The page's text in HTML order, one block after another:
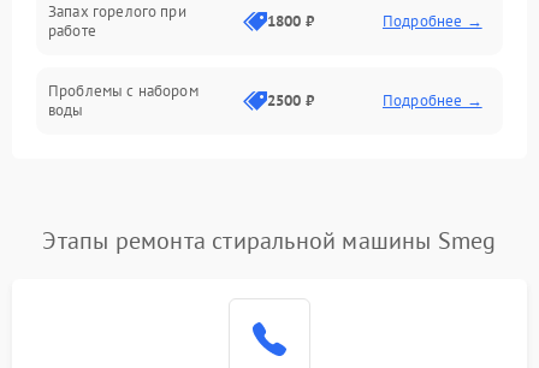
Запах горелого при
работе
1800 ₽ Подробнее →
Проблемы с набором
воды
2500 ₽ Подробнее →
Замена платы управления Подробнее →
Этапы ремонта стиральной машины Smeg